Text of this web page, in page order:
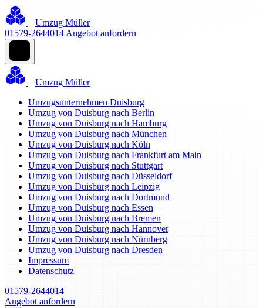
Umzug Müller
01579-2644014 Angebot anfordern
Umzug Müller
Umzugsunternehmen Duisburg
Umzug von Duisburg nach Berlin
Umzug von Duisburg nach Hamburg
Umzug von Duisburg nach München
Umzug von Duisburg nach Köln
Umzug von Duisburg nach Frankfurt am Main
Umzug von Duisburg nach Stuttgart
Umzug von Duisburg nach Düsseldorf
Umzug von Duisburg nach Leipzig
Umzug von Duisburg nach Dortmund
Umzug von Duisburg nach Essen
Umzug von Duisburg nach Bremen
Umzug von Duisburg nach Hannover
Umzug von Duisburg nach Nürnberg
Umzug von Duisburg nach Dresden
Impressum
Datenschutz
01579-2644014
Angebot anfordern